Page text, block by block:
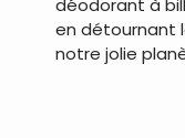
déodorant à
en détournant
notre jolie